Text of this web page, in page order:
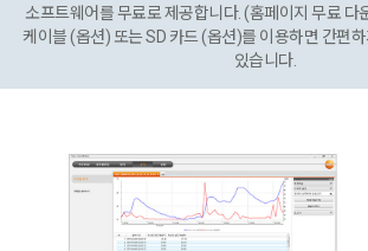
소프트웨어를 무료로 제공합니다. (홈페이지 무료 다
케이블 (옵션) 또는 SD 카드 (옵션)를 이용하면 간편
있습니다.